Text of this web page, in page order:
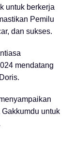
untuk berkerja
Pemilu
dan sukses.
mendatang
untuk